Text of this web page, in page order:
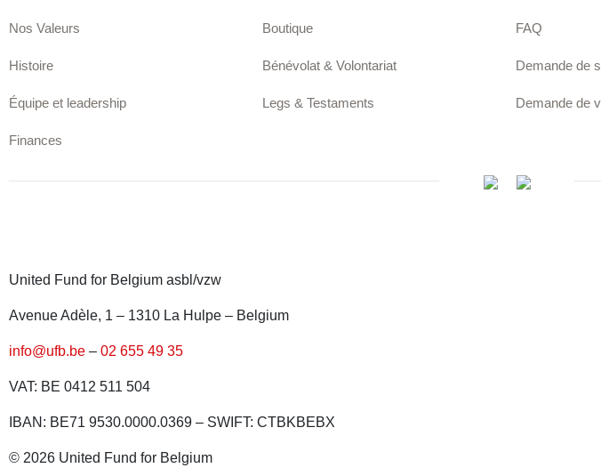
Nos Valeurs
Histoire
Équipe et leadership
Finances
Boutique
Bénévolat & Volontariat
Legs & Testaments
FAQ
Demande de
Demande de
United Fund for Belgium asbl/vzw
Avenue Adèle, 1 – 1310 La Hulpe – Belgium
info@ufb.be – 02 655 49 35
VAT: BE 0412 511 504
IBAN: BE71 9530.0000.0369 – SWIFT: CTBKBEBX
© 2026 United Fund for Belgium